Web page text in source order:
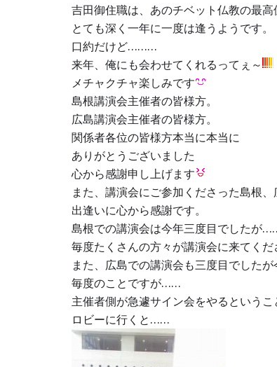
吉田御住職は、あのチベット仏教の最
とても深く一年に一度は逢うようです。
口約だけど………
来年、俺にも会わせてくれるってぇ～
メチャクチャ楽しみです
島根講演会主催者の皆様方。
広島講演会主催者の皆様方。
関係者各位の皆様方本当に本当に
ありがとうございました
心から感謝申し上げます
また、講演会にご参加くださった島根
出逢いに心から感謝です。
島根での講演会は今年三度目でしたが
毎度たくさんの方々が講演会に来てく
また、広島での講演会も三度目でした
毎度のことですが……
主催者側が急遽サイン会をやるというこ
ロビーに行くと……